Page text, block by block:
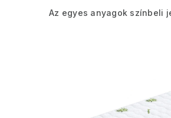
Az egyes anyagok színbeli